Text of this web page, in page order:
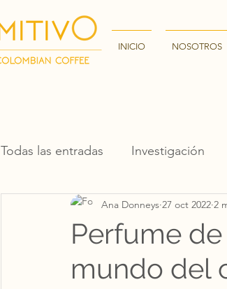
INICIO NOSOTROS
Todas las entradas Investigación
Perfume
mundo del
Ana Donneys 27 oct 2022 2